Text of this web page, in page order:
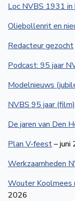
Loc NVBS 1931 in
Oliebollenrit en
Redacteur gezocht
Podcast: 95 jaar
Modelnieuws
NVBS 95 jaar (film)
De jaren van Den
Plan V-feest– juni
Werkzaam­heden
Wouter Koolmees
2026